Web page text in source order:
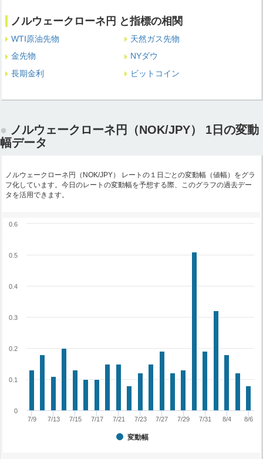
ノルウェークローネ円 と指標の相関
WTI原油先物
天然ガス先物
金先物
NYダウ
長期金利
ビットコイン
ノルウェークローネ円（NOK/JPY） 1日の変動
幅データ
ノルウェークローネ円（NOK/JPY） レートの１日ごとの変動幅（値幅）をグラ
フ化しています。今日のレートの変動幅を予想する際、このグラフの過去デー
タを活用できます。
変動幅
7/9 7/13 7/15 7/17 7/21 7/23 7/27 7/29 7/31 8/4 8/6
0
0.1
0.2
0.3
0.4
0.5
0.6